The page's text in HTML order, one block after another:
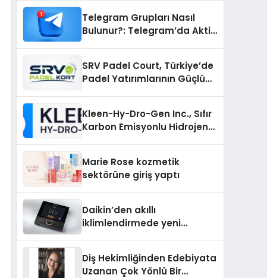
Telegram Grupları Nasıl
Bulunur?: Telegram’da Aktif
SRV Padel Court, Türkiye’de
Padel Yatırımlarının Güçlü
Kleen-Hy-Dro-Gen Inc., Sıfır
Karbon Emisyonlu Hidrojen
Aldı
Marie Rose kozmetik
sektörüne giriş yaptı
Daikin’den akıllı
iklimlendirmede yeni
Diş Hekimliğinden Edebiyata
Uzanan Çok Yönlü Bir